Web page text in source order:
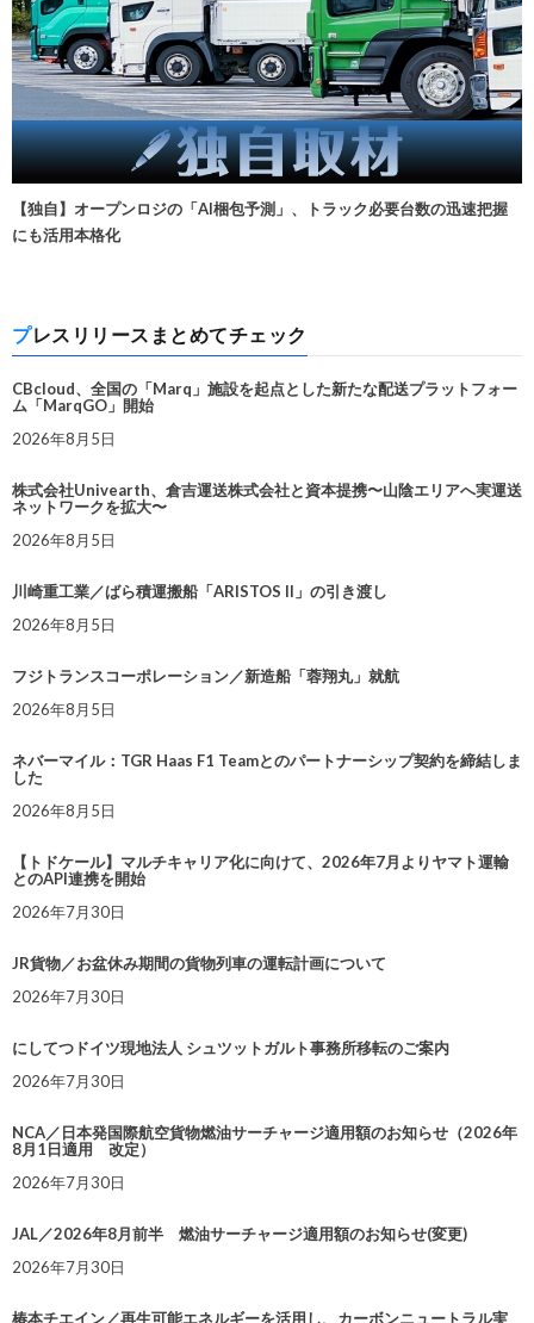
【独自】オープンロジの「AI梱包予測」、トラック必要台数の迅速把握
にも活用本格化
プレスリリースまとめてチェック
CBcloud、全国の「Marq」施設を起点とした新たな配送プラットフォー
ム「MarqGO」開始
2026年8月5日
株式会社Univearth、倉吉運送株式会社と資本提携〜山陰エリアへ実運送
ネットワークを拡大〜
2026年8月5日
川崎重工業／ばら積運搬船「ARISTOS II」の引き渡し
2026年8月5日
フジトランスコーポレーション／新造船「蓉翔丸」就航
2026年8月5日
ネバーマイル：TGR Haas F1 Teamとのパートナーシップ契約を締結しま
した
2026年8月5日
【トドケール】マルチキャリア化に向けて、2026年7月よりヤマト運輸
とのAPI連携を開始
2026年7月30日
JR貨物／お盆休み期間の貨物列車の運転計画について
2026年7月30日
にしてつドイツ現地法人 シュツットガルト事務所移転のご案内
2026年7月30日
NCA／日本発国際航空貨物燃油サーチャージ適用額のお知らせ（2026年
8月1日適用 改定）
2026年7月30日
JAL／2026年8月前半 燃油サーチャージ適用額のお知らせ(変更)
2026年7月30日
椿本チエイン／再生可能エネルギーを活用し、カーボンニュートラル実